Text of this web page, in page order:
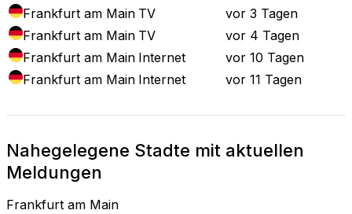
Frankfurt am Main TV
vor 3 Tagen
Frankfurt am Main TV
vor 4 Tagen
Frankfurt am Main Internet
vor 10 Tagen
Frankfurt am Main Internet vor 11 Tagen
Nahegelegene Stadte mit aktuellen
Meldungen
Frankfurt am Main